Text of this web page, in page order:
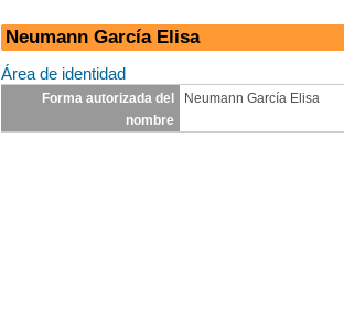
Neumann García Elisa
Área de identidad
Forma autorizada del
nombre
Neumann García Elisa